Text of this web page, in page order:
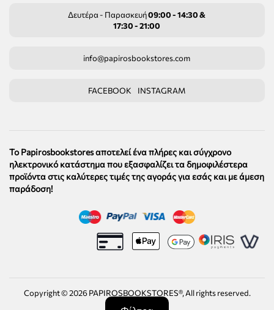
Δευτέρα - Παρασκευή09:00 - 14:30 &
17:30 - 21:00
info@papirosbookstores.com
FACEBOOK INSTAGRAM
Το Papirosbookstores αποτελεί ένα πλήρες και σύγχρονο
ηλεκτρονικό κατάστημα που εξασφαλίζει τα δημοφιλέστερα
προϊόντα στις καλύτερες τιμές της αγοράς για εσάς και με άμεση
παράδοση!
Copyright ©2026PAPIROSBOOKSTORES®, All rights reserved.